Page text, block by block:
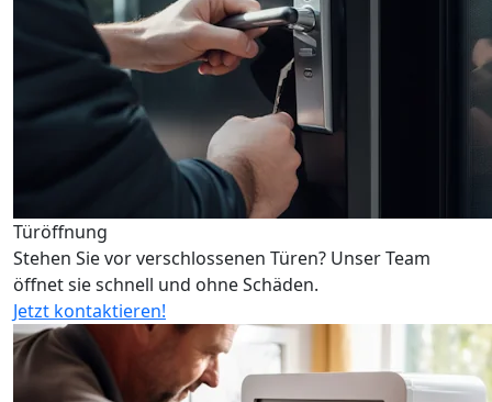
Türöffnung
Stehen Sie vor verschlossenen Türen? Unser Team
öffnet sie schnell und ohne Schäden.
Jetzt kontaktieren!